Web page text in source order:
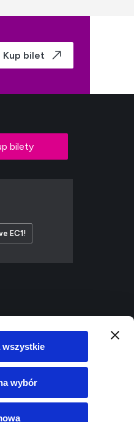
wszystkie
wybór
Kup bilet
bilety
EC1!